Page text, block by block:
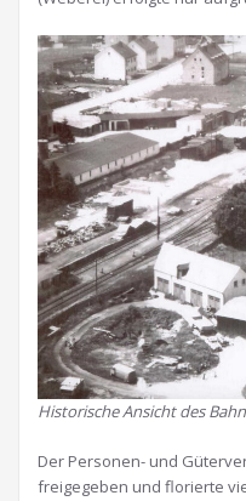
Historische Ansicht des
Der Personen- und
freigegeben und florierte